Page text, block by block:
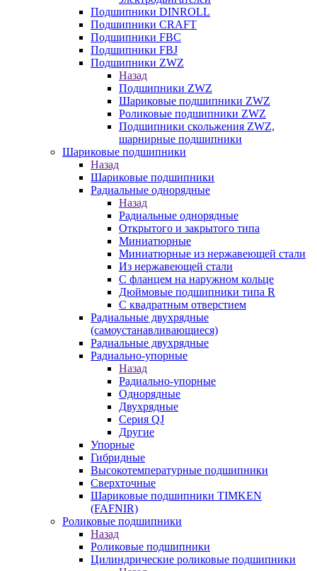
Подшипники DINROLL
Подшипники CRAFT
Подшипники FBC
Подшипники FBJ
Подшипники ZWZ
Назад
Подшипники ZWZ
Шариковые подшипники ZWZ
Роликовые подшипники ZWZ
Подшипники скольжения ZWZ,
шарнирные подшипники
Шариковые подшипники
Назад
Шариковые подшипники
Радиальные однорядные
Назад
Радиальные однорядные
Открытого и закрытого типа
Миниатюрные
Миниатюрные из нержавеющей стали
Из нержавеющей стали
С фланцем на наружном кольце
Дюймовые подшипники типа R
С квадратным отверстием
Радиальные двухрядные
(самоустанавливающиеся)
Радиальные двухрядные
Радиально-упорные
Назад
Радиально-упорные
Однорядные
Двухрядные
Серия QJ
Другие
Упорные
Гибридные
Высокотемпературные подшипники
Сверхточные
Шариковые подшипники TIMKEN
(FAFNIR)
Роликовые подшипники
Назад
Роликовые подшипники
Цилиндрические роликовые подшипники